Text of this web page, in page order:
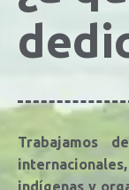
Trabajamos
indígenas y